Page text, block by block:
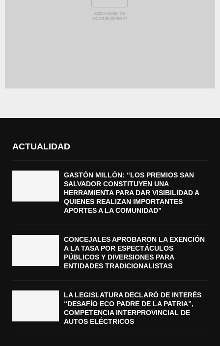
ACTUALIDAD
GASTÓN MILLÓN: “LOS PREMIOS SAN
SALVADOR CONSTITUYEN UNA
HERRAMIENTA PARA DAR VISIBILIDAD A
QUIENES REALIZAN IMPORTANTES
APORTES A LA COMUNIDAD”
CONCEJALES APROBARON LA EXENCIÓN
A LA TASA POR ESPECTÁCULOS
PÚBLICOS Y DIVERSIONES PARA
ENTIDADES TRADICIONALISTAS
LA LEGISLATURA DECLARÓ DE INTERÉS
“DESAFÍO ECO PADRE DE LA PATRIA”,
COMPETENCIA INTERPROVINCIAL DE
AUTOS ELÉCTRICOS